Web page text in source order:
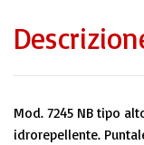
Mod. 7245 NB tipo
idrorepellente.